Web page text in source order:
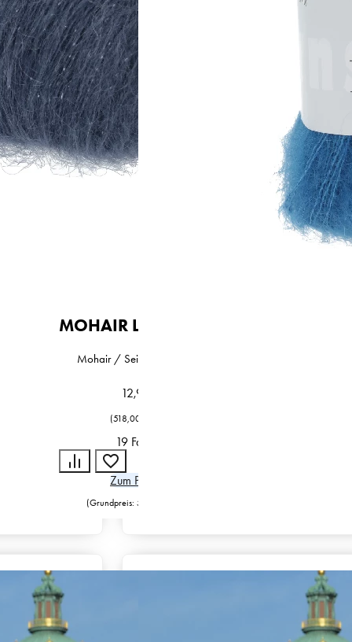
Nadelstärke
Ø 3-3,5 mm
Garnstärke
DK
Maschenprobe
22 M x 36 R
MOHAIR LUXE LAMÉ
Mohair / Seide / Polyester
12,95
(518,00
19 Farben
Zum Produkt
(Grundpreis: 518,00